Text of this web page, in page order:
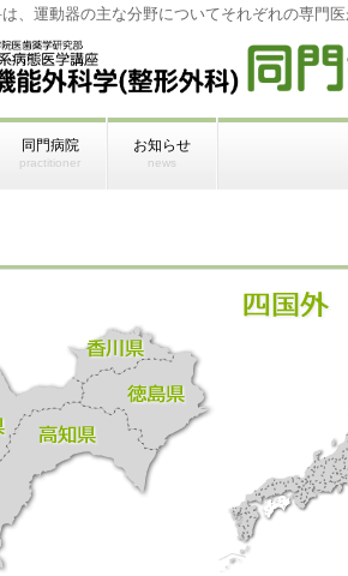
、運動器の主な分野についてそれぞれの専門
同門病院
practitioner
お知らせ
news